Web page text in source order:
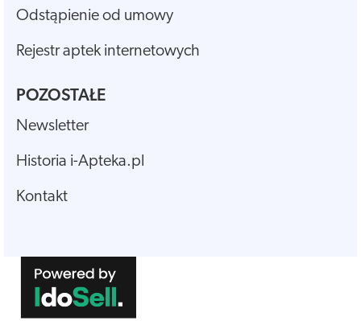
Odstąpienie od umowy
Rejestr aptek internetowych
POZOSTAŁE
Newsletter
Historia i-Apteka.pl
Kontakt